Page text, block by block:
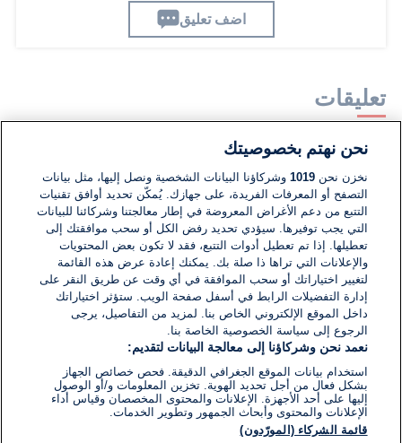
اضف تعليق
تعليقات
لا توجد تعليقات مكتوبة حتى الآن. كن الأول!
اكتب تعليقًا جديدًا ...
نحن نهتم بخصوصيتك
نخزن نحن1019 وشركاؤنا البيانات الشخصية ونصل إليها، مثل بيانات
التصفح أو المعرفات الفريدة، على جهازك. يُمكّن تحديد أوافق تقنيات
التتبع من دعم الأغراض المعروضة في إطار معالجتنا وشركائنا للبيانات
التي يجب توفيرها. سيؤدي تحديد رفض الكل أو سحب موافقتك إلى
تعطيلها. إذا تم تعطيل أدوات التتبع، فقد لا تكون بعض المحتويات
والإعلانات التي تراها ذا صلة بك. يمكنك إعادة عرض هذه القائمة
لتغيير اختياراتك أو سحب الموافقة في أي وقت عن طريق النقر على
إدارة التفضيلات الرابط في أسفل صفحة الويب. ستؤثر اختياراتك
داخل الموقع الإلكتروني الخاص بنا. لمزيد من التفاصيل، يرجى
الرجوع إلى سياسة الخصوصية الخاصة بنا.
نعمد نحن وشركاؤنا إلى معالجة البيانات لتقديم:
استخدام بيانات الموقع الجغرافي الدقيقة. فحص خصائص الجهاز
بشكل فعال من أجل تحديد الهوية. تخزين المعلومات و/أو الوصول
إليها على أحد الأجهزة. الإعلانات والمحتوى المخصصان وقياس أداء
الإعلانات والمحتوى وأبحاث الجمهور وتطوير الخدمات.
قائمة الشركاء (المورّدون)